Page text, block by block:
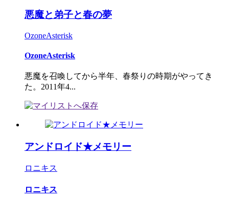
悪魔と弟子と春の夢
OzoneAsterisk
OzoneAsterisk
悪魔を召喚してから半年、春祭りの時期がやってき
た。2011年4...
アンドロイド★メモリー
ロニキス
ロニキス